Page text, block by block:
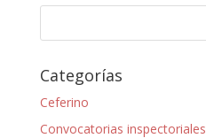
Categorías
Ceferino
Convocatorias inspectoriales